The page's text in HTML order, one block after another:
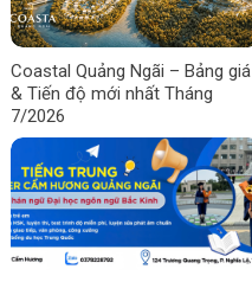
Coastal Quảng Ngãi – Bảng giá
& Tiến độ mới nhất Tháng
7/2026